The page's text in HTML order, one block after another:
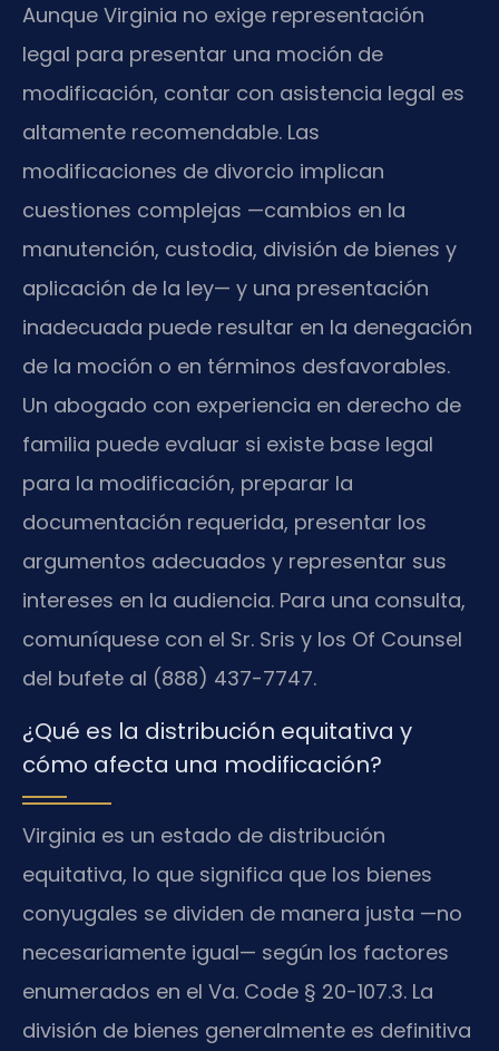
Aunque Virginia no exige representación
legal para presentar una moción de
modificación, contar con asistencia legal es
altamente recomendable. Las
modificaciones de divorcio implican
cuestiones complejas —cambios en la
manutención, custodia, división de bienes y
aplicación de la ley— y una presentación
inadecuada puede resultar en la denegación
de la moción o en términos desfavorables.
Un abogado con experiencia en derecho de
familia puede evaluar si existe base legal
para la modificación, preparar la
documentación requerida, presentar los
argumentos adecuados y representar sus
intereses en la audiencia. Para una consulta,
comuníquese con el Sr. Sris y los Of Counsel
del bufete al (888) 437-7747.
¿Qué es la distribución equitativa y
cómo afecta una modificación?
Virginia es un estado de distribución
equitativa, lo que significa que los bienes
conyugales se dividen de manera justa —no
necesariamente igual— según los factores
enumerados en el Va. Code § 20-107.3. La
división de bienes generalmente es definitiva